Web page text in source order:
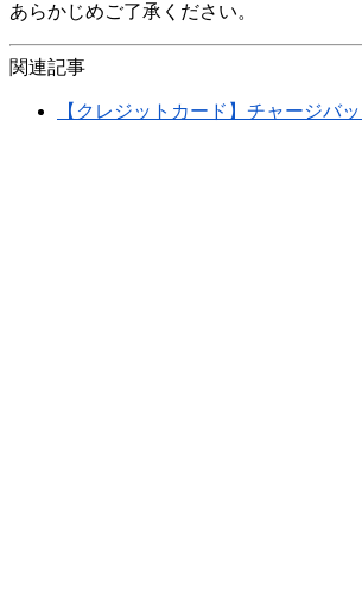
あらかじめご了承ください。
関連記事
【クレジットカード】チャージバ